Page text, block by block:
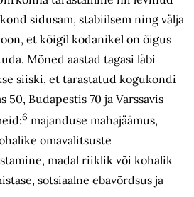
sidusam, stabiilsem ning välja
et kõigil kodanikel on õigus
Mõned aastad tagasi läbi
siiski, et tarastatud kogukondi
50, Budapestis 70 ja Varssavis
6 majanduse mahajäämus,
omavalitsuste
madal riiklik või kohalik
sotsiaalne ebavõrdsus ja